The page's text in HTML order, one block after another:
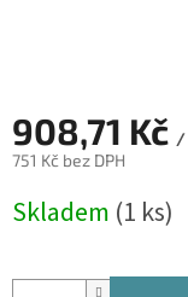
908,71 Kč /
751 Kč bez DPH
cena:
Skladem (1 ks)